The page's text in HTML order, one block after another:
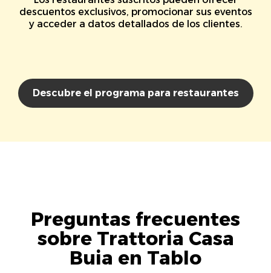
descuentos exclusivos, promocionar sus eventos
y acceder a datos detallados de los clientes.
Descubre el programa para restaurantes
Preguntas frecuentes
sobre Trattoria Casa
Buia en Tablo